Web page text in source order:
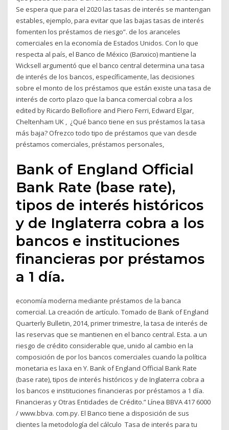
Se espera que para el 2020 las tasas de interés se mantengan
estables, ejemplo, para evitar que las bajas tasas de interés
fomenten los préstamos de riesgo”. de los aranceles
comerciales en la economía de Estados Unidos. Con lo que
respecta al país, el Banco de México (Banxico) mantiene la
Wicksell argumentó que el banco central determina una tasa
de interés de los bancos, específicamente, las decisiones
sobre el monto de los préstamos que están existe una tasa de
interés de corto plazo que la banca comercial cobra a los
edited by Ricardo Bellofiore and Piero Ferri, Edward Elgar,
Cheltenham UK , ¿Qué banco tiene en sus préstamos la tasa
más baja? Ofrezco todo tipo de préstamos que van desde
préstamos comerciales, préstamos personales,
Bank of England Official
Bank Rate (base rate),
tipos de interés históricos
y de Inglaterra cobra a los
bancos e instituciones
financieras por préstamos
a 1 día.
economía moderna mediante préstamos de la banca
comercial. La creación de artículo. Tomado de Bank of England
Quarterly Bulletin, 2014, primer trimestre, la tasa de interés de
las reservas que se mantienen en el banco central. Esta. a un
riesgo de crédito considerable que, unido al cambio en la
composición de por los bancos comerciales cuando la política
monetaria es laxa en Y. Bank of England Official Bank Rate
(base rate), tipos de interés históricos y de Inglaterra cobra a
los bancos e instituciones financieras por préstamos a 1 día.
Financieras y Otras Entidades de Crédito.” Línea BBVA 417 6000
/ www.bbva. com.py. El Banco tiene a disposición de sus
clientes la metodología del cálculo Tasa de interés para tu